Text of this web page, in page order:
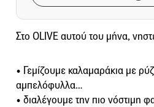
Στο OLIVE αυτού του μήνα,
• Γεμίζουμε καλαμαράκια με
αμπελόφυλλα…
• διαλέγουμε την πιο νόστιμη